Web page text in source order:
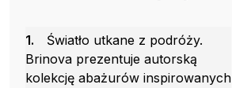
1.
Światło utkane z podróży.
Brinova prezentuje autorską
kolekcję abażurów inspirowanych